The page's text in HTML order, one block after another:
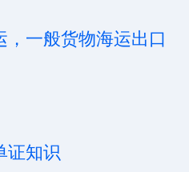
一般货物海运出口
证知识